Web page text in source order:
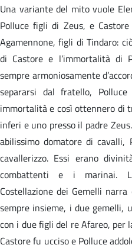
Una variante del mito vuole
Polluce figli di Zeus, e
Agamennone, figli di Tindaro:
di Castore e l’immortalità di
sempre armoniosamente
separarsi dal fratello,
immortalità e così ottennero di
inferi e uno presso il padre
abilissimo domatore di cavalli,
cavallerizzo. Essi erano
combattenti e i marinai.
Costellazione dei Gemelli
sempre insieme, i due gemelli,
con i due figli del re Afareo, per
Castore fu ucciso e Polluce